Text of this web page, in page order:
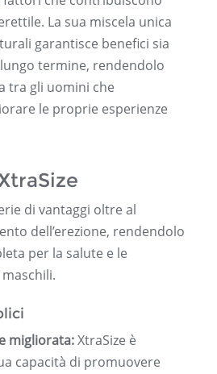
La sua miscela unica
garantisce benefici sia
termine, rendendolo
tra gli uomini che
le proprie esperienze
di vantaggi oltre al
dell’erezione, rendendolo
per la salute e le
migliorata:XtraSize è
capacità di promuovere